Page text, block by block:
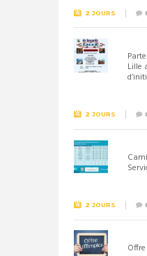
2 JOURS
Lille
2 JOURS
2 JOURS